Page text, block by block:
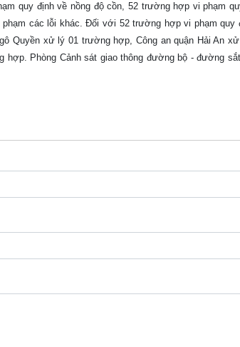
quy định về nồng độ cồn, 52 trường hợp vi phạm
các lỗi khác. Đối với 52 trường hợp vi phạm quy
Quyền xử lý 01 trường hợp, Công an quận Hải An
Phòng Cảnh sát giao thông đường bộ - đường